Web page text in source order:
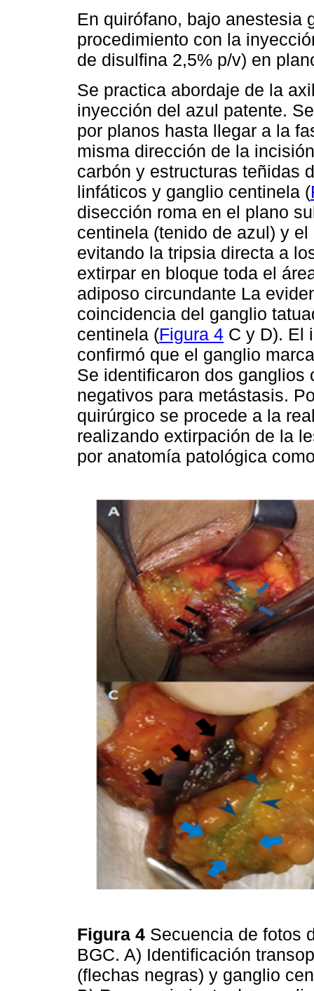
En quirófano, bajo anestesia
procedimiento con la
de disulfina 2,5% p/v) en
Se practica abordaje de la
inyección del azul patente.
por planos hasta llegar a la
misma dirección de la
carbón y estructuras teñidas
linfáticos y ganglio centinela (
disección roma en el plano
centinela (tenido de azul) y
evitando la tripsia directa a
extirpar en bloque toda el
adiposo circundante La
coincidencia del ganglio
centinela (Figura 4 C y D). El
confirmó que el ganglio
Se identificaron dos ganglios
negativos para metástasis.
quirúrgico se procede a la
realizando extirpación de la
por anatomía patológica
Figura 4 Secuencia de fotos
BGC. A) Identificación
(flechas negras) y ganglio